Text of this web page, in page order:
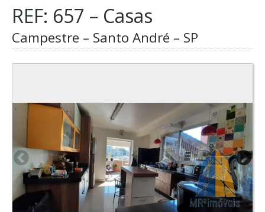
REF: 657 – Casas
Campestre – Santo André – SP